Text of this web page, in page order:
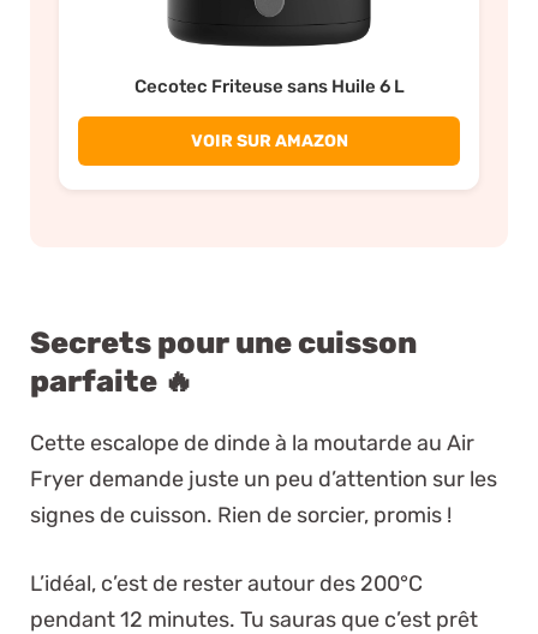
Cecotec Friteuse sans Huile 6 L
VOIR SUR AMAZON
Secrets pour une cuisson
parfaite 🔥
Cette escalope de dinde à la moutarde au Air
Fryer demande juste un peu d’attention sur les
signes de cuisson. Rien de sorcier, promis !
L’idéal, c’est de rester autour des 200°C
pendant 12 minutes. Tu sauras que c’est prêt